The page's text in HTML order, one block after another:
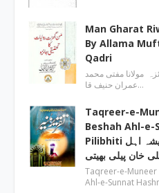
Man Gharat
By Allama
Qadri
مولانا مفتی محمد
عمران حنیف قا…
Taqreer-e-
Beshah Ahl-
Pilibhiti تقریر منیر قلب ـ مولانا شیربیشہ اہل
پیلی بھیتی
Taqreer-e-
Ahl-e-Sunnat